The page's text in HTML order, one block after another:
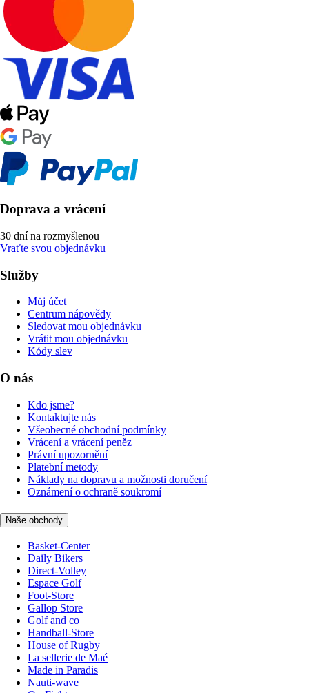
Doprava a vrácení
30 dní na rozmyšlenou
Vraťte svou objednávku
Služby
Můj účet
Centrum nápovědy
Sledovat mou objednávku
Vrátit mou objednávku
Kódy slev
O nás
Kdo jsme?
Kontaktujte nás
Všeobecné obchodní podmínky
Vrácení a vrácení peněz
Právní upozornění
Platební metody
Náklady na dopravu a možnosti doručení
Oznámení o ochraně soukromí
Naše obchody
Basket-Center
Daily Bikers
Direct-Volley
Espace Golf
Foot-Store
Gallop Store
Golf and co
Handball-Store
House of Rugby
La sellerie de Maé
Made in Paradis
Nauti-wave